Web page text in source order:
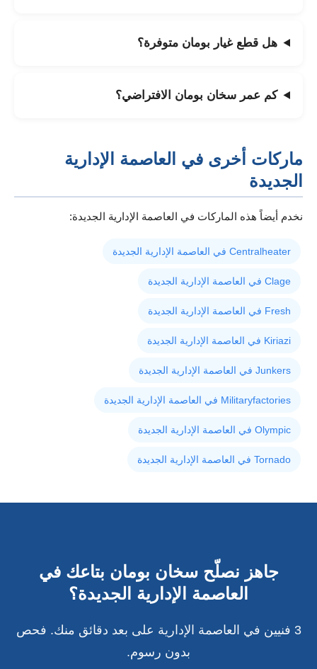
هل قطع غيار بومان متوفرة؟
كم عمر سخان بومان الافتراضي؟
ماركات أخرى في العاصمة الإدارية
الجديدة
نخدم أيضاً هذه الماركات في العاصمة الإدارية الجديدة:
Centralheater في العاصمة الإدارية الجديدة
Clage في العاصمة الإدارية الجديدة
Fresh في العاصمة الإدارية الجديدة
Kiriazi في العاصمة الإدارية الجديدة
Junkers في العاصمة الإدارية الجديدة
Militaryfactories في العاصمة الإدارية الجديدة
Olympic في العاصمة الإدارية الجديدة
Tornado في العاصمة الإدارية الجديدة
جاهز نصلّح سخان بومان بتاعك في
العاصمة الإدارية الجديدة؟
3 فنيين في العاصمة الإدارية على بعد دقائق منك. فحص
بدون رسوم.